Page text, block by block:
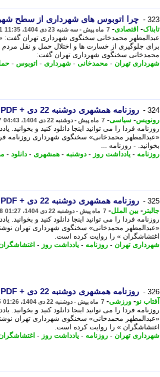
323 - چرا اتوبوس های شهرداری از سطح
تابناک- اقتصادی- 7 ماه پیش - سه شنبه 23 دی 1404، 11:35
عبدالمطهر محمدخانی سخنگوی شهرداری تهران گفت:
برای جلوگیری از خسارت ها و اختلال حمل و نقل
محمدخانی سخنگوی شهرداری تهران گفت:
شهرداری تهران - محمدخانی - شهرداری - اتوبوس -
324 - روزنامه همشهری دوشنبه 22 دی + PDF
رونویس- سیاسی- 7 ماه پیش - دوشنبه 22 دی 1404، 04:43
روزنامه فردا را می توانید اینجا دانلود کنید و
«عبدالمطهر محمدخانی» سخنگوی شهرداری روزنامه فردا
بخوانید. - روزنامه ...
روزنامه - یادداشت روز - دوشنبه - همشهری - دانلود -
325 - روزنامه همشهری دوشنبه 22 دی + PDF
جالبتر - بین الملل- 7 ماه پیش - دوشنبه 22 دی 1404، 01:27
روزنامه فردا را می توانید اینجا دانلود کنید و
«عبدالمطهر محمدخانی» سخنگوی شهرداری تهران
اغتشاشگران » را روایت کرده است.
شهرداری تهران - روزنامه - یادداشت روز -
326 - روزنامه همشهری دوشنبه 22 دی + PDF
آفتاب نو- ورزشی- 7 ماه پیش - دوشنبه 22 دی 1404، 01:26
روزنامه فردا را می توانید اینجا دانلود کنید و
«عبدالمطهر محمدخانی» سخنگوی شهرداری تهران
اغتشاشگران » را روایت کرده است.
شهرداری تهران - روزنامه - یادداشت روز -